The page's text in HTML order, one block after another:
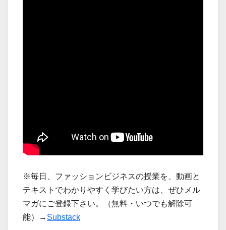
※毎日、ファッションビジネスの授業を、動画と
テキストでわかりやすく学びたい方は、ぜひメル
マガにご登録下さい。（無料・いつでも解除可
能）→ Substack